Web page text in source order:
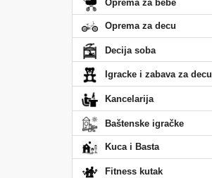
Oprema za bebe
Oprema za decu
Decija soba
Igracke i zabava za decu
Kancelarija
Baštenske igračke
Kuca i Basta
Fitness kutak